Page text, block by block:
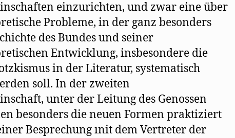
einzurichten, und zwar eine über
Probleme, in der ganz besonders
des Bundes und seiner
Entwicklung, insbesondere die
in der Literatur, systematisch
soll. In der zweiten
unter der Leitung des Genossen
besonders die neuen Formen praktiziert
Besprechung ınit dem Vertreter der